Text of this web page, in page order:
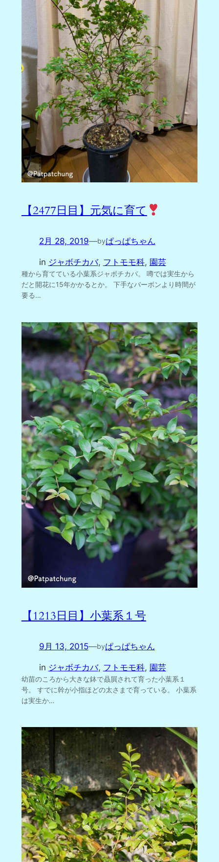
【2477日目】元気に育て
2月 28, 2019—byぱっぱちゃん
in ジャボチカバ, フトモモ科, 園芸
種から育てている小葉系ジャボチカバ。 噂では実生から
だと開花に15年かかるとか。 下手なバーボンより時間が
要る…
【1213日目】小葉系１号
9月 13, 2015—byぱっぱちゃん
in ジャボチカバ, フトモモ科, 園芸
幼苗のころから大きな鉢で贔屓されて育った小葉系１
号。 すでに幹が小指ほどの太さまで育っている。 小葉系
は実生か…